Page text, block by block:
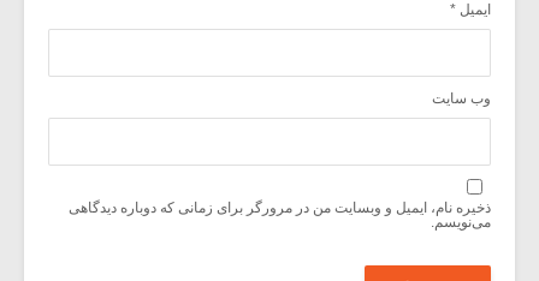
ایمیل *
وب‌ سایت
ذخیره نام، ایمیل و وبسایت من در مرورگر برای زمانی که دوباره دیدگاهی
می‌نویسم.